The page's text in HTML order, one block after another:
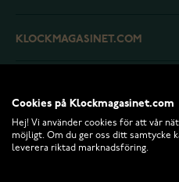
KLOCKMAGASINET.COM
RETURER OCH VILLKOR
Cookies på Klockmagasinet.com
Hej! Vi använder cookies för att vår
möjligt. Om du ger oss ditt samtycke
leverera riktad marknadsföring.